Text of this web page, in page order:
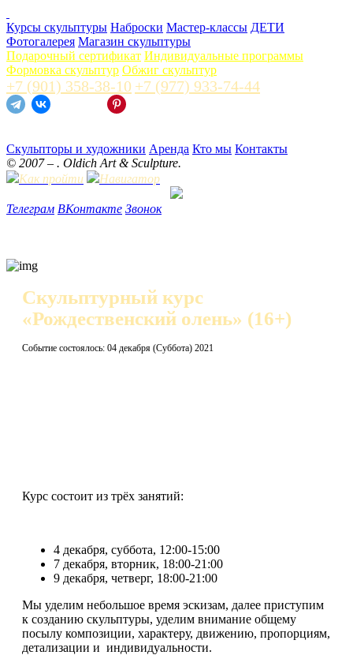
Курсы скульптуры Наброски Мастер-классы ДЕТИ
Фотогалерея Магазин скульптуры
Подарочный сертификат Индивидуальные программы
Формовка скульптур Обжиг скульптур
+7 (901) 358-38-10 +7 (977) 933-74-44
Скульпторы и художники Аренда Кто мы Контакты
© 2007 – . Oldich Art & Sculpture.
Как пройти
Навигатор
Телеграм ВКонтакте Звонок
Скульптурный курс
«Рождественский олень» (16+)
Событие состоялось: 04 декабря (Суббота) 2021
Курс состоит из трёх занятий:
4 декабря, суббота, 12:00-15:00
7 декабря, вторник, 18:00-21:00
9 декабря, четверг, 18:00-21:00
Мы уделим небольшое время эскизам, далее приступим
к созданию скульптуры, уделим внимание общему
посылу композиции, характеру, движению, пропорциям,
детализации и индивидуальности.